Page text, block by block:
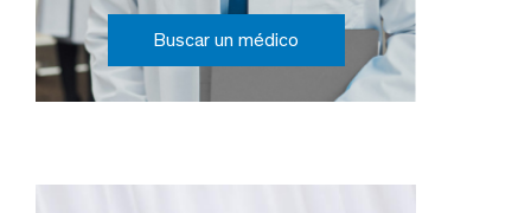
Buscar un médico